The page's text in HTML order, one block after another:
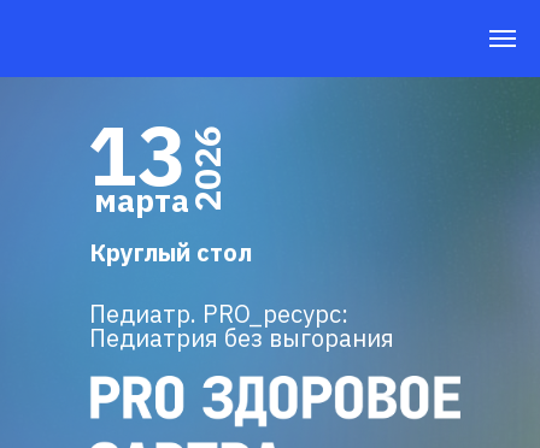
132026
марта
Педиатр. PRO_ресурс:
Педиатрия без выгорания
Круглый стол